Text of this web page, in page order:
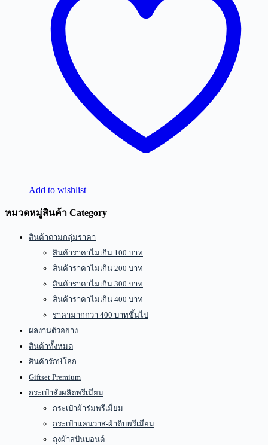
Add to wishlist
หมวดหมู่สินค้า Category
สินค้าตามกลุ่มราคา
สินค้าราคาไม่เกิน 100 บาท
สินค้าราคาไม่เกิน 200 บาท
สินค้าราคาไม่เกิน 300 บาท
สินค้าราคาไม่เกิน 400 บาท
ราคามากกว่า 400 บาทขึ้นไป
ผลงานตัวอย่าง
สินค้าทั้งหมด
สินค้ารักษ์โลก
Giftset Premium
กระเป๋าสั่งผลิตพรีเมี่ยม
กระเป๋าผ้าร่มพรีเมี่ยม
กระเป๋าแคนวาส-ผ้าดิบพรีเมี่ยม
ถุงผ้าสปันบอนด์